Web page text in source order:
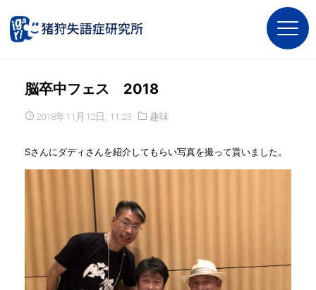
脳卒中フェス 2018
2018年11月12日, 11:23 趣味
Sさんにダディさんを紹介してもらい写真を撮って貰いました。